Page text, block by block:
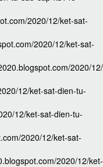
2020/12/ket-sat-
2020/12/ket-sat-
2020/
12/ket-sat-dien-tu-
12/ket-sat-dien-tu-
2020/12/ket-sat-
2020/12/ket-